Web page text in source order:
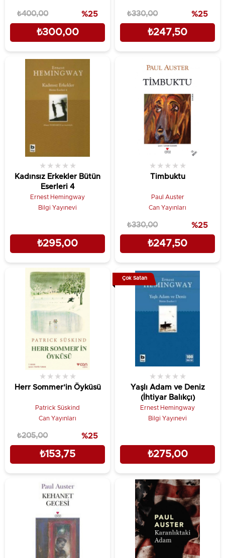
₺300,00
₺400,00 %25
₺247,50
₺330,00 %25
Kadınsız Erkekler Bütün
Eserleri 4
★ ★ ★ ★ ★
Ernest Hemingway
Bilgi Yayınevi
₺295,00
Timbuktu
★ ★ ★ ★ ★
Paul Auster
Can Yayınları
₺247,50
₺330,00 %25
Herr Sommer’in Öyküsü
★ ★ ★ ★ ★
Patrick Süskind
Can Yayınları
₺153,75
₺205,00 %25
Yaşlı Adam ve Deniz
(İhtiyar Balıkçı)
★ ★ ★ ★ ★
Ernest Hemingway
Bilgi Yayınevi
₺275,00
Çok Satan